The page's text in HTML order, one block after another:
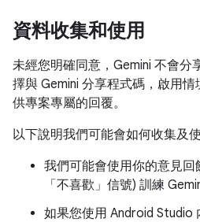
資料收集和使用
未經您明確同意，Gemini 不會分
擇與 Gemini 分享程式碼，啟用
供專案專屬的回覆。
以下說明我們可能會如何收集及
我們可能會使用你的意見
「不喜歡」信號) 訓練
如果您使用 Android Studio